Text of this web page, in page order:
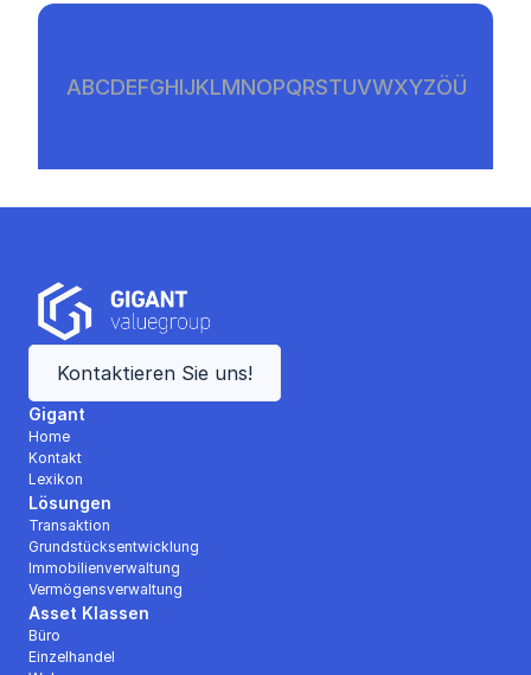
ABCDEFGHIJKLMNOPQRSTUVWXYZÖÜ
Kontaktieren Sie uns!
Gigant
Home
Kontakt
Lexikon
Lösungen
Transaktion
Grundstücksentwicklung
Immobilienverwaltung
Vermögensverwaltung
Asset Klassen
Büro
Einzelhandel